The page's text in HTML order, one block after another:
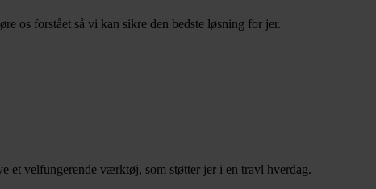
os forstået så vi kan sikre den bedste løsning for jer.
et velfungerende værktøj, som støtter jer i en travl hverdag.